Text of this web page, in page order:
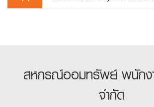
สหกรณ์ออมทรัพย์ พนักง
จำกัด